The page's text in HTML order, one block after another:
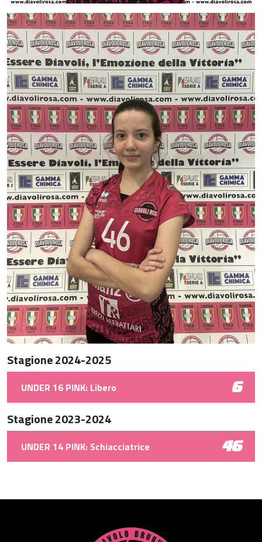
Stagione 2024-2025
UNDER 16 PINK: Libero 6
Stagione 2023-2024
UNDER 14 PINK: Schiacciatrice 46